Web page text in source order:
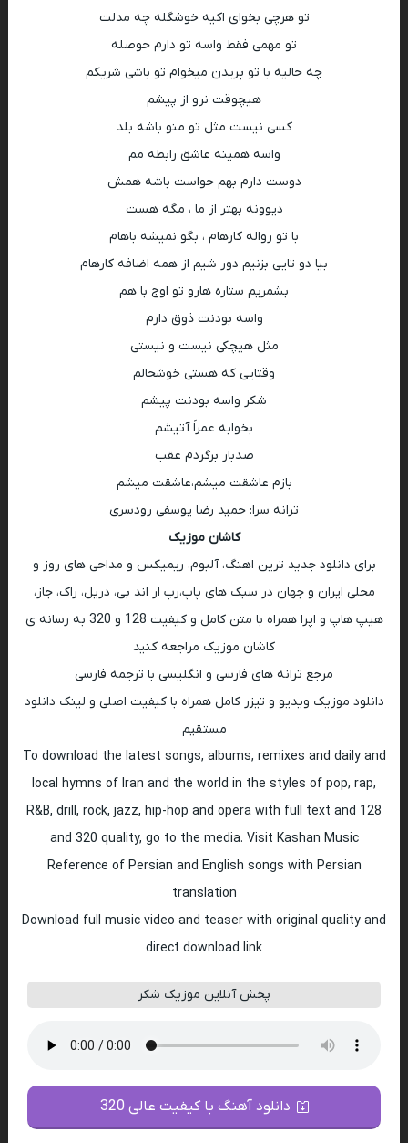
تو هرچی بخوای اکیه خوشگله چه مدلت
تو مهمی فقط واسه تو دارم حوصله
چه حالیه با تو پریدن میخوام تو باشی شریکم
هیچوقت نرو از پیشم
کسی نیست مثل تو منو باشه بلد
واسه همینه عاشق رابطه مم
دوست دارم بهم حواست باشه همش
دیوونه بهتر از ما ، مگه هست
با تو رواله کارهام ، بگو نمیشه باهام
بیا دو تایی بزنیم دور شیم از همه اضافه کارهام
بشمریم ستاره هارو تو اوج با هم
واسه بودنت ذوق دارم
مثل هیچکی نیست و نیستی
وقتایی که هستی خوشحالم
شکر واسه بودنت پیشم
بخوابه عمراً آتیشم
صدبار برگردم عقب
بازم عاشقت میشم،عاشقت میشم
ترانه سرا: حمید رضا یوسفی رودسری
کاشان موزیک
برای دانلود جدید ترین اهنگ، آلبوم، ریمیکس و مداحی های روز و
محلی ایران و جهان در سبک های پاپ،رپ ار اند بی، دریل، راک، جاز،
هیپ هاپ و اپرا همراه با متن کامل و کیفیت 128 و 320 به رسانه ی
کاشان موزیک مراجعه کنید
مرجع ترانه های فارسی و انگلیسی با ترجمه فارسی
دانلود موزیک ویدیو و تیزر کامل همراه با کیفیت اصلی و لینک دانلود
مستقیم
To download the latest songs, albums, remixes and daily and
local hymns of Iran and the world in the styles of pop, rap,
R&B, drill, rock, jazz, hip-hop and opera with full text and 128
and 320 quality, go to the media. Visit Kashan Music
Reference of Persian and English songs with Persian
translation
Download full music video and teaser with original quality and
direct download link
پخش آنلاین موزیک شکر
دانلود آهنگ با کیفیت عالی 320